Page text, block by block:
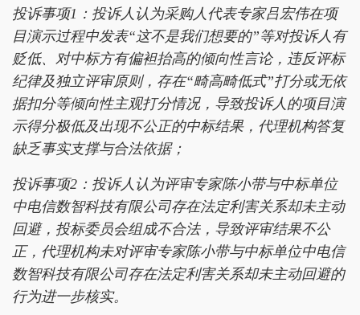
投诉事项1：投诉人认为采购人代表专家吕宏伟在项
目演示过程中发表“这不是我们想要的”等对投诉人有
贬低、对中标方有偏袒抬高的倾向性言论，违反评标
纪律及独立评审原则，存在“畸高畸低式”打分或无依
据扣分等倾向性主观打分情况，导致投诉人的项目演
示得分极低及出现不公正的中标结果，代理机构答复
缺乏事实支撑与合法依据；
投诉事项2：投诉人认为评审专家陈小带与中标单位
中电信数智科技有限公司存在法定利害关系却未主动
回避，投标委员会组成不合法，导致评审结果不公
正，代理机构未对评审专家陈小带与中标单位中电信
数智科技有限公司存在法定利害关系却未主动回避的
行为进一步核实。